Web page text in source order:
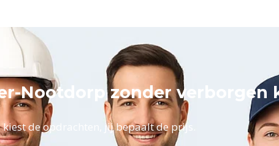
Nootdorp zonder verborgen
kiest de opdrachten, jij bepaalt de prijs.